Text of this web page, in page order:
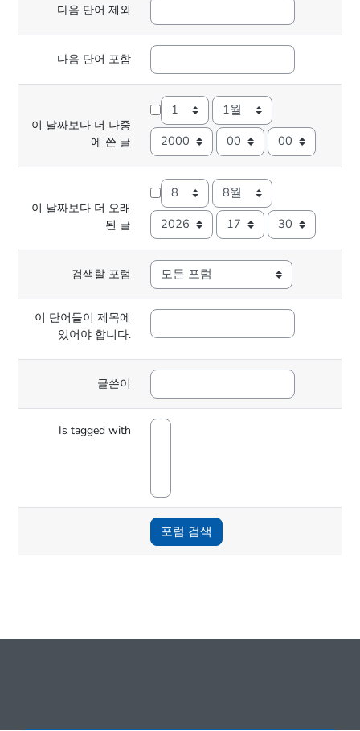
다음 단어 제외
다음 단어 포함
이 날짜보다 더 나중
에 쓴 글
일 월
년 시 분
이 날짜보다 더 오래
된 글
일 월
년 시 분
검색할 포럼
이 단어들이 제목에
있어야 합니다.
글쓴이
Is tagged with
포럼 검색